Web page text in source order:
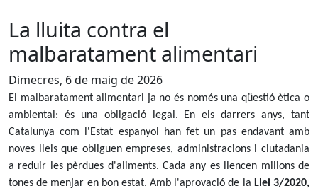
La lluita contra el
malbaratament alimentari
Dimecres, 6 de maig de 2026
El malbaratament alimentari ja no és només una qüestió ètica o
ambiental: és una obligació legal. En els darrers anys, tant
Catalunya com l'Estat espanyol han fet un pas endavant amb
noves lleis que obliguen empreses, administracions i ciutadania
a reduir les pèrdues d'aliments. Cada any es llencen milions de
tones de menjar en bon estat. Amb l'aprovació de la Llei 3/2020,